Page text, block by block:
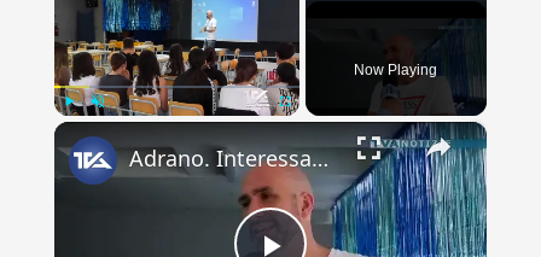
Now Playing
×
Adrano. Interessante incontro al liceo “Verga” con il prof. Fabio Gamberini. Studenti del Linguistic